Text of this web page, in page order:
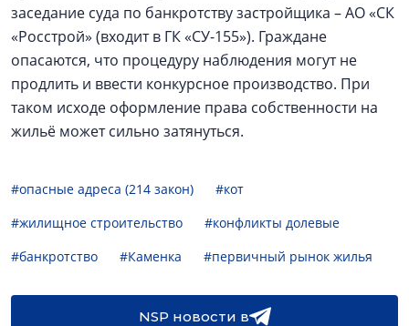
заседание суда по банкротству застройщика – АО «СК
«Росстрой» (входит в ГК «СУ-155»). Граждане
опасаются, что процедуру наблюдения могут не
продлить и ввести конкурсное производство. При
таком исходе оформление права собственности на
жильё может сильно затянуться.
#опасные адреса (214 закон)
#кот
#жилищное строительство
#конфликты долевые
#банкротство
#Каменка #первичный рынок жилья
NSP новости в